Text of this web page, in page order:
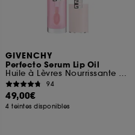
GIVENCHY
Perfecto Serum Lip Oil
Huile à Lèvres Nourrissante et Brillante Longue-Tenue
94
49,00€
4 teintes disponibles